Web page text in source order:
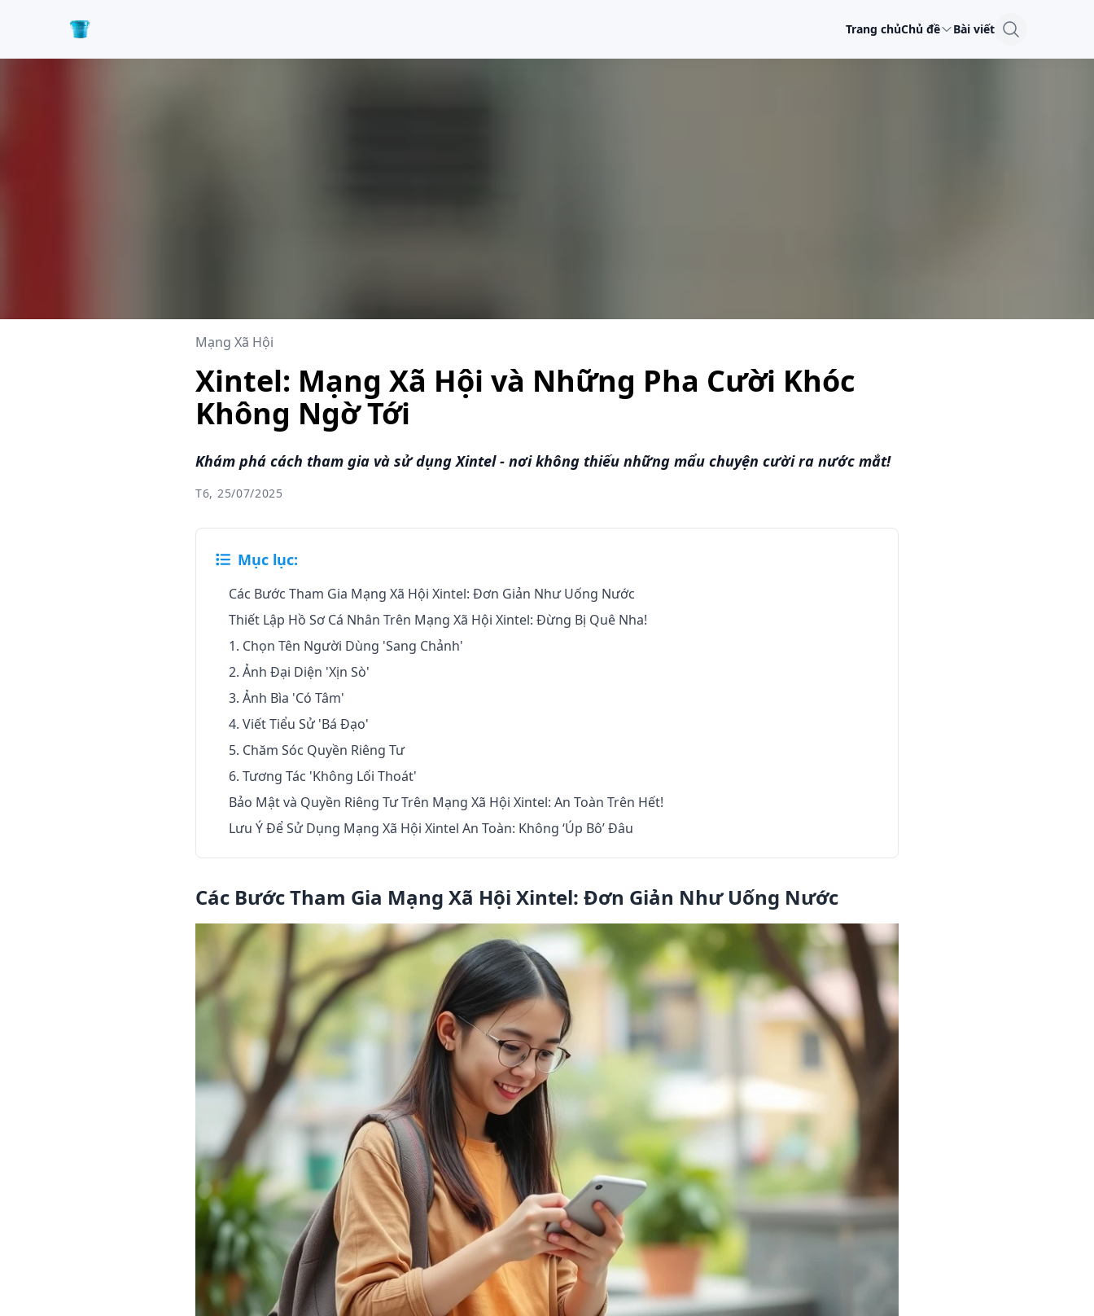
Trang chủChủ đề Bài viết
Mạng Xã Hội
Xintel: Mạng Xã Hội và Những Pha Cười Khóc
Không Ngờ Tới
Khám phá cách tham gia và sử dụng Xintel - nơi không thiếu những mẩu chuyện cười ra nước mắt!
T6, 25/07/2025
Mục lục:
Các Bước Tham Gia Mạng Xã Hội Xintel: Đơn Giản Như Uống Nước
Thiết Lập Hồ Sơ Cá Nhân Trên Mạng Xã Hội Xintel: Đừng Bị Quê Nha!
1. Chọn Tên Người Dùng 'Sang Chảnh'
2. Ảnh Đại Diện 'Xịn Sò'
3. Ảnh Bìa 'Có Tâm'
4. Viết Tiểu Sử 'Bá Đạo'
5. Chăm Sóc Quyền Riêng Tư
6. Tương Tác 'Không Lối Thoát'
Bảo Mật và Quyền Riêng Tư Trên Mạng Xã Hội Xintel: An Toàn Trên Hết!
Lưu Ý Để Sử Dụng Mạng Xã Hội Xintel An Toàn: Không ‘Úp Bô’ Đâu
Các Bước Tham Gia Mạng Xã Hội Xintel: Đơn Giản Như Uống Nước